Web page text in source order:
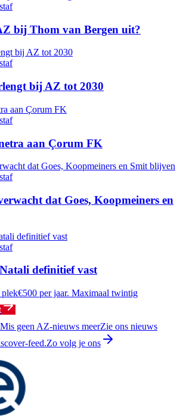
bij Thom van Bergen uit?
bij AZ tot 2030
aan Çorum FK
dat Goes, Koopmeiners en
definitief vast
plek€500 per jaar. Maximaal twintig
Mis geen AZ-nieuws meerZie ons nieuws
feed.Zo volg je ons